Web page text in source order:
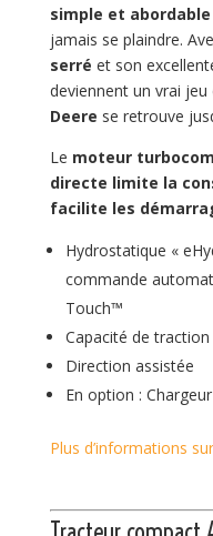
simple et abordable
jamais se plaindre.
serré et son
deviennent un vrai jeu
Deere se retrouve
Le moteur
directe limite la
facilite les
Hydrostatique «
commande
Touch™
Capacité de traction
Direction assistée
En option :
Plus d’informations